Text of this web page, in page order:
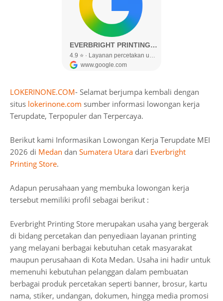
LOKERINONE.COM- Selamat berjumpa kembali dengan
situs lokerinone.com sumber informasi lowongan kerja
Terupdate, Terpopuler dan Terpercaya.
Berikut kami Informasikan Lowongan Kerja Terupdate MEI
2026 di Medan dan Sumatera Utara dari Everbright
Printing Store.
Adapun perusahaan yang membuka lowongan kerja
tersebut memiliki profil sebagai berikut :
Everbright Printing Store merupakan usaha yang bergerak
di bidang percetakan dan penyediaan layanan printing
yang melayani berbagai kebutuhan cetak masyarakat
maupun perusahaan di Kota Medan. Usaha ini hadir untuk
memenuhi kebutuhan pelanggan dalam pembuatan
berbagai produk percetakan seperti banner, brosur, kartu
nama, stiker, undangan, dokumen, hingga media promosi